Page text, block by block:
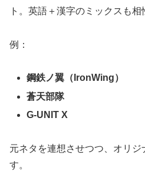
ト。英語＋漢字のミックスも相
例：
鋼鉄ノ翼（IronWing）
蒼天部隊
G-UNIT X
元ネタを連想させつつ、オリ
す。